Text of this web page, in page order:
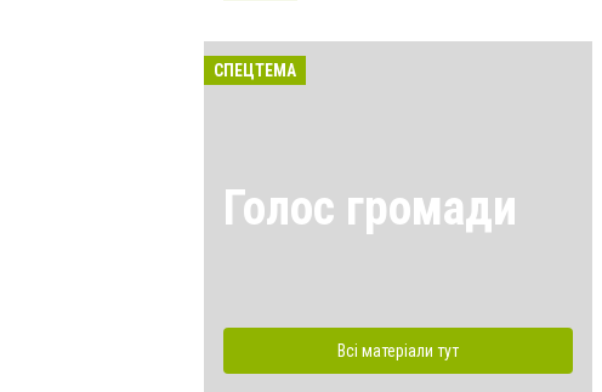
СПЕЦТЕМА
Голос громади
Всі матеріали тут